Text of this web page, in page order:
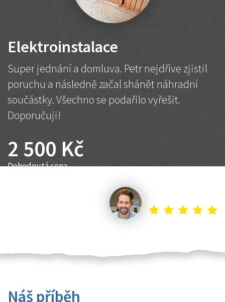
Elektroinstalace
Super jednání a domluva. Petr nejdříve zjistil
poruchu a následně začal shánět náhradní
součástky. Všechno se podařilo vyřešit.
Doporučuji!
2 500 Kč
Dohodnutá cena
Náš příběh